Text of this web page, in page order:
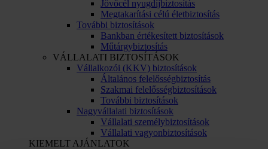
Jövőcél nyugdíjbiztosítás
Megtakarítási célú életbiztosítás
További biztosítások
Bankban értékesített biztosítások
Műtárgybiztosítás
VÁLLALATI BIZTOSÍTÁSOK
Vállalkozói (KKV) biztosítások
Általános felelősségbiztosítás
Szakmai felelősségbiztosítások
További biztosítások
Nagyvállalati biztosítások
Vállalati személybiztosítások
Vállalati vagyonbiztosítások
KIEMELT AJÁNLATOK